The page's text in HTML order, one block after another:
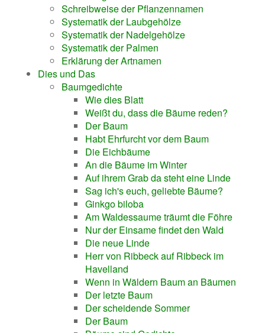
Schreibweise der Pflanzennamen
Systematik der Laubgehölze
Systematik der Nadelgehölze
Systematik der Palmen
Erklärung der Artnamen
Dies und Das
Baumgedichte
Wie dies Blatt
Weißt du, dass die Bäume reden?
Der Baum
Habt Ehrfurcht vor dem Baum
Die Eichbäume
An die Bäume im Winter
Auf ihrem Grab da steht eine Linde
Sag ich's euch, geliebte Bäume?
Ginkgo biloba
Am Waldessaume träumt die Föhre
Nur der Einsame findet den Wald
Die neue Linde
Herr von Ribbeck auf Ribbeck im
Havelland
Wenn in Wäldern Baum an Bäumen
Der letzte Baum
Der scheidende Sommer
Der Baum